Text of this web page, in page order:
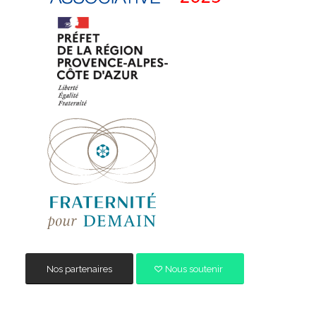
Nos partenaires Nous soutenir